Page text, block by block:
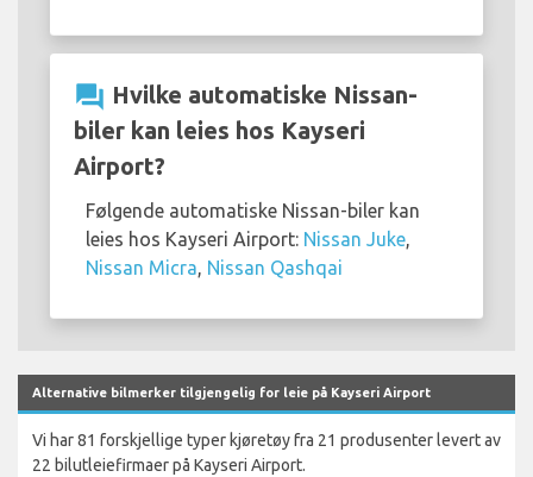
question_answer Hvilke automatiske Nissan-
biler kan leies hos Kayseri
Airport?
Følgende automatiske Nissan-biler kan
leies hos Kayseri Airport: Nissan Juke,
Nissan Micra, Nissan Qashqai
Alternative bilmerker tilgjengelig for leie på Kayseri Airport
Vi har 81 forskjellige typer kjøretøy fra 21 produsenter levert av
22 bilutleiefirmaer på Kayseri Airport.